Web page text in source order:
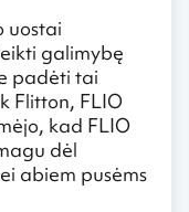
uostai
galimybę
padėti tai
Flitton, FLIO
kad FLIO
dėl
abiem pusėms